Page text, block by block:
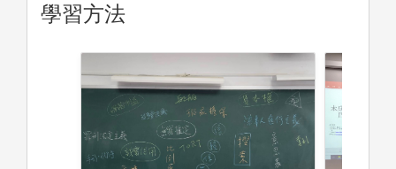
學習方法